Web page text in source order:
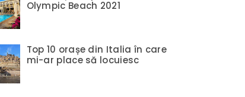
Olympic Beach 2021
Top 10 orașe din Italia în care
mi-ar place să locuiesc